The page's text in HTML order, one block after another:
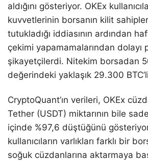
aldığını gösteriyor. OKEx
kuvvetlerinin borsanın kilit
tutukladığı iddiasının ardından
çekimi yapamamalarından dolayı
şikayetçilerdi. Nitekim borsadan
değerindeki yaklaşık 29.300
CryptoQuant’ın verileri, OKEx
Tether (USDT) miktarının bile
içinde %97,6 düştüğünü
kullanıcıların varlıkları farklı bir
soğuk cüzdanlarına aktarmaya